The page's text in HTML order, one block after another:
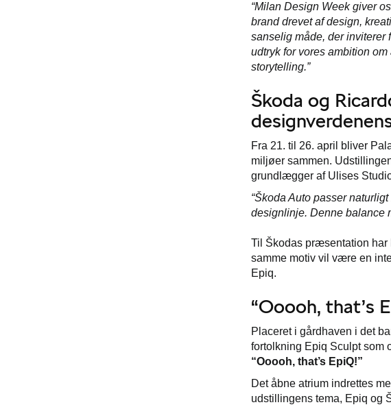
“Milan Design Week giver
brand drevet af design,
sanselig måde, der inviterer
udtryk for vores ambition
storytelling.”
Škoda og
Fra 21. til 26. april bliver
miljøer sammen.
grundlægger af Ulises
“Škoda Auto passer
designlinje. Denne balance
Til Škodas præsentation har
samme motiv vil være en
Epiq.
“Ooooh, that’s
Placeret i gårdhaven i det
fortolkning Epiq Sculpt som
“Ooooh, that’s EpiQ!”
Det åbne atrium indrettes
udstillingens tema, Epiq og